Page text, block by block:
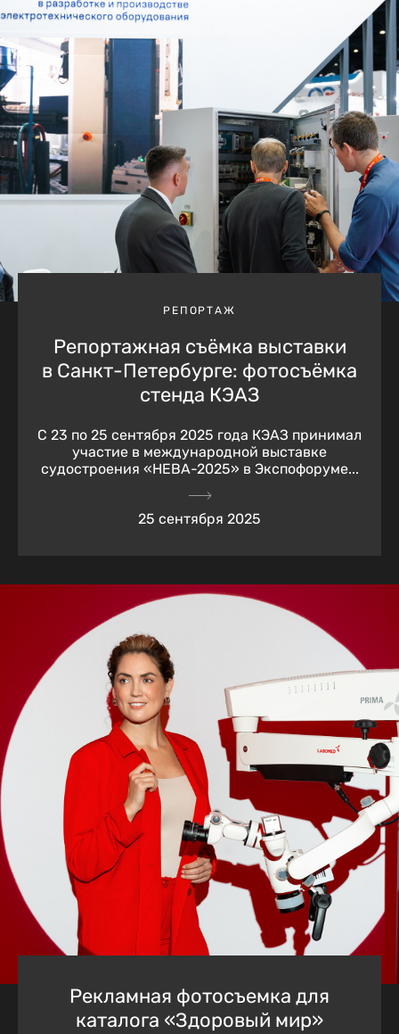
РЕПОРТАЖ
Репортажная съёмка выставки
в Санкт-Петербурге: фотосъёмка
стенда КЭАЗ
С 23 по 25 сентября 2025 года КЭАЗ принимал
участие в международной выставке
судостроения «НЕВА-2025» в Экспофоруме...
25 сентября 2025
Рекламная фотосъемка для
каталога «Здоровый мир»